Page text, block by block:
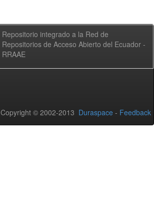
Repositorio integrado a la Red de
Repositorios de Acceso Abierto del Ecuador -
RRAAE
Copyright © 2002-2013 Duraspace - Feedback